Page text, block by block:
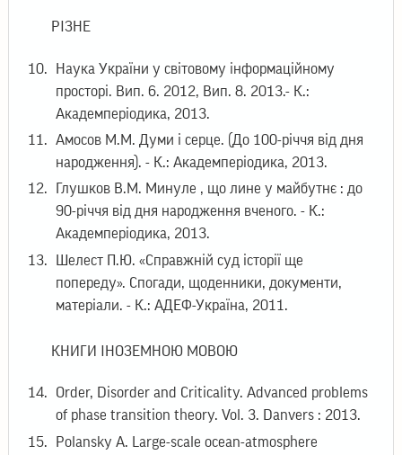
РІЗНЕ
Наука України у світовому інформаційному
просторі. Вип. 6. 2012, Вип. 8. 2013.- К.:
Академперіодика, 2013.
Амосов М.М. Думи і серце. (До 100-річчя від дня
народження). - К.: Академперіодика, 2013.
Глушков В.М. Минуле , що лине у майбутнє : до
90-річчя від дня народження вченого. - К.:
Академперіодика, 2013.
Шелест П.Ю. «Справжній суд історії ще
попереду». Спогади, щоденники, документи,
матеріали. - К.: АДЕФ-Україна, 2011.
КНИГИ ІНОЗЕМНОЮ МОВОЮ
Order, Disorder and Criticality. Advanced problems
of phase transition theory. Vol. 3. Danvers : 2013.
Polansky A. Large-scale ocean-atmosphere